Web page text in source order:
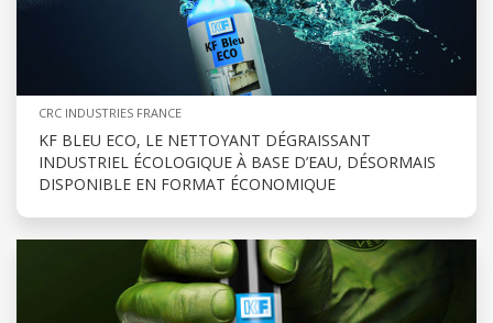
CRC INDUSTRIES FRANCE
KF BLEU ECO, LE NETTOYANT DÉGRAISSANT
INDUSTRIEL ÉCOLOGIQUE À BASE D’EAU, DÉSORMAIS
DISPONIBLE EN FORMAT ÉCONOMIQUE